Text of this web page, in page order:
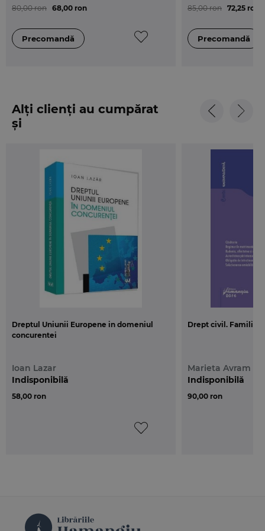
accederea in profesiile ce solicita pregatire juridica
de specialitate.
Autorii
80,00 ron 68,00 ron 85,00 ron 72,25 ron
Alți clienți au cumpărat
și
Dreptul Uniunii Europene in domeniul
concurentei
Ioan Lazar
58,00 ron
Indisponibilă
Drept civil. Familia.
Marieta Avram
90,00 ron
Indisponibilă